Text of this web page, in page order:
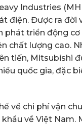
Industries
điện. Được ra đời
phát triển động cơ
chất lượng cao.
tiến, Mitsubishi
quốc gia, đặc
về chi phí vận
khẩu về Việt Nam.